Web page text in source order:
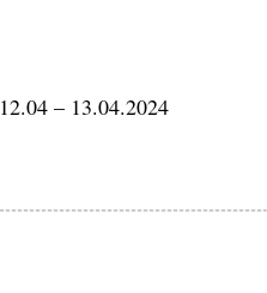
12.04 – 13.04.2024